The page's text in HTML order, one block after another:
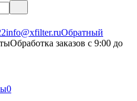
info@xfilter.ruОбратный
Обработка заказов с 9:00 до
0